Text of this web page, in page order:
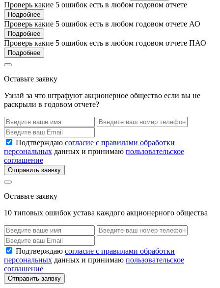
Проверь какие 5 ошибок есть в любом годовом отчете
Подробнее
Проверь какие 5 ошибок есть в любом годовом отчете АО
Подробнее
Проверь какие 5 ошибок есть в любом годовом отчете ПАО
Подробнее
Оставьте заявку
Узнай за что штрафуют акционерное общество если вы не
раскрыли в годовом отчете?
Подтверждаю согласие с правилами обработки
персональных данных и принимаю пользовательское
соглашение
Отправить заявку
Оставьте заявку
10 типовых ошибок устава каждого акционерного общества
Подтверждаю согласие с правилами обработки
персональных данных и принимаю пользовательское
соглашение
Отправить заявку